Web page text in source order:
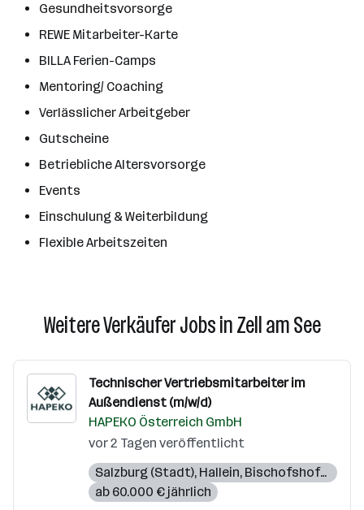
Gesundheitsvorsorge
REWE Mitarbeiter-Karte
BILLA Ferien-Camps
Mentoring/ Coaching
Verlässlicher Arbeitgeber
Gutscheine
Betriebliche Altersvorsorge
Events
Einschulung & Weiterbildung
Flexible Arbeitszeiten
Weitere Verkäufer Jobs in Zell am See
Technischer Vertriebsmitarbeiter im
Außendienst (m/w/d)
HAPEKO Österreich GmbH
vor 2 Tagen veröffentlicht
Salzburg (Stadt), Hallein, Bischofshofen ,
ab 60.000 € jährlich